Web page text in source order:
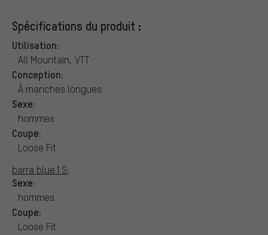
Spécifications du produit :
Utilisation:
All Mountain, VTT
Conception:
À manches longues
Sexe:
hommes
Coupe:
Loose Fit
barra blue | S:
Sexe:
hommes
Coupe:
Loose Fit